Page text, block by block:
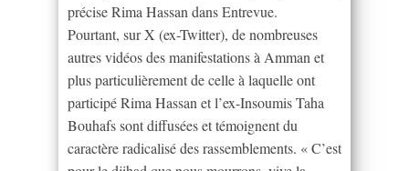
précise Rima Hassan dans Entrevue.
Pourtant, sur X (ex-Twitter), de nombreuses
autres vidéos des manifestations à Amman et
plus particulièrement de celle à laquelle ont
participé Rima Hassan et l’ex-Insoumis Taha
Bouhafs sont diffusées et témoignent du
caractère radicalisé des rassemblements. « C’est